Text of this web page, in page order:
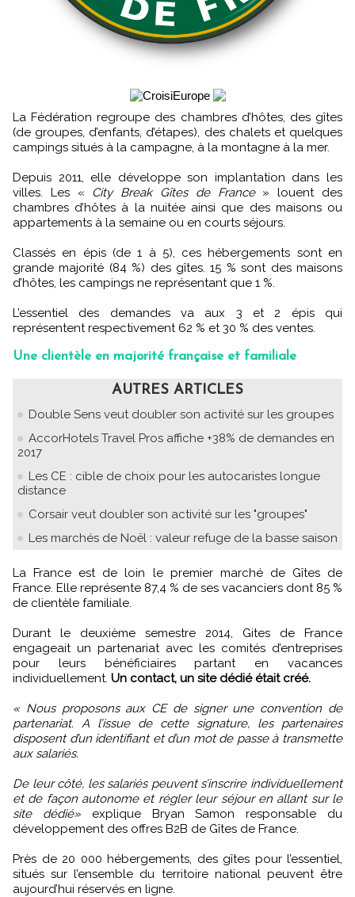
La Fédération regroupe des chambres d’hôtes, des gîtes
(de groupes, d’enfants, d’étapes), des chalets et quelques
campings situés à la campagne, à la montagne à la mer.
Depuis 2011, elle développe son implantation dans les
villes. Les « City Break Gîtes de France» louent des
chambres d’hôtes à la nuitée ainsi que des maisons ou
appartements à la semaine ou en courts séjours.
Classés en épis (de 1 à 5), ces hébergements sont en
grande majorité (84 %) des gîtes. 15 % sont des maisons
d’hôtes, les campings ne représentant que 1 %.
L’essentiel des demandes va aux 3 et 2 épis qui
représentent respectivement 62 % et 30 % des ventes.
Une clientèle en majorité française et familiale
AUTRES ARTICLES
Double Sens veut doubler son activité sur les groupes
AccorHotels Travel Pros affiche +38% de demandes en
2017
Les CE : cible de choix pour les autocaristes longue
distance
Corsair veut doubler son activité sur les "groupes"
Les marchés de Noël : valeur refuge de la basse saison
La France est de loin le premier marché de Gîtes de
France. Elle représente 87,4 % de ses vacanciers dont 85 %
de clientèle familiale.
Durant le deuxième semestre 2014, Gites de France
engageait un partenariat avec les comités d’entreprises
pour leurs bénéficiaires partant en vacances
individuellement. Un contact, un site dédié était créé.
« Nous proposons aux CE de signer une convention de
partenariat. A l’issue de cette signature, les partenaires
disposent d’un identifiant et d’un mot de passe à transmette
aux salariés.
De leur côté, les salariés peuvent s’inscrire individuellement
et de façon autonome et régler leur séjour en allant sur le
site dédié»explique Bryan Samon responsable du
développement des offres B2B de Gîtes de France.
Près de 20 000 hébergements, des gîtes pour l’essentiel,
situés sur l’ensemble du territoire national peuvent être
aujourd’hui réservés en ligne.